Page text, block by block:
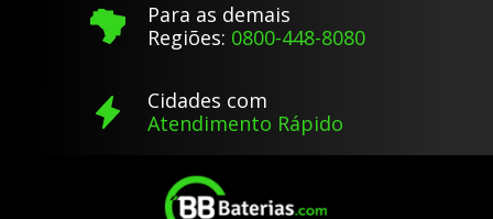
Para as demais
Regiões: 0800-448-8080
Cidades com
Atendimento Rápido